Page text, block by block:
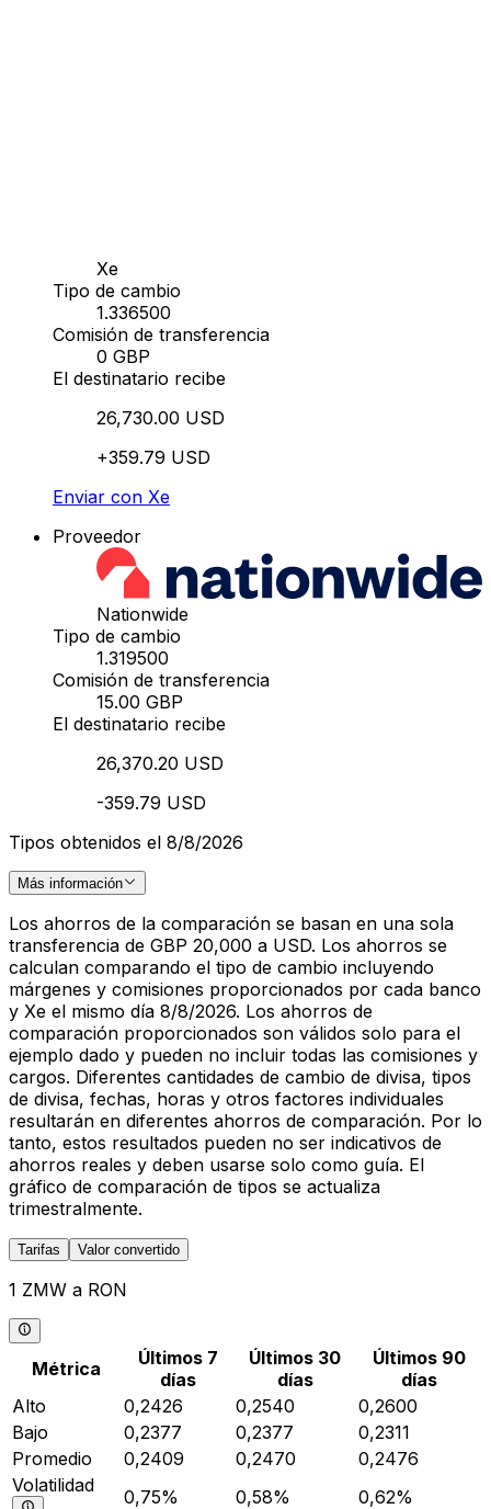
Xe
Tipo de cambio
1.336500
Comisión de transferencia
0 GBP
El destinatario recibe
26,730.00 USD
+359.79 USD
Enviar con Xe
Proveedor
Nationwide
Tipo de cambio
1.319500
Comisión de transferencia
15.00 GBP
El destinatario recibe
26,370.20 USD
-359.79 USD
Tipos obtenidos el 8/8/2026
Más información
Los ahorros de la comparación se basan en una sola
transferencia de GBP 20,000 a USD. Los ahorros se
calculan comparando el tipo de cambio incluyendo
márgenes y comisiones proporcionados por cada banco
y Xe el mismo día 8/8/2026. Los ahorros de
comparación proporcionados son válidos solo para el
ejemplo dado y pueden no incluir todas las comisiones y
cargos. Diferentes cantidades de cambio de divisa, tipos
de divisa, fechas, horas y otros factores individuales
resultarán en diferentes ahorros de comparación. Por lo
tanto, estos resultados pueden no ser indicativos de
ahorros reales y deben usarse solo como guía. El
gráfico de comparación de tipos se actualiza
trimestralmente.
Tarifas Valor convertido
1 ZMW a RON
Métrica
Últimos 7
días
Últimos 30
días
Últimos 90
días
Alto
0,2426 0,2540
0,2600
Bajo
0,2377 0,2377
0,2311
Promedio
0,2409 0,2470
0,2476
Volatilidad
0,75% 0,58% 0,62%